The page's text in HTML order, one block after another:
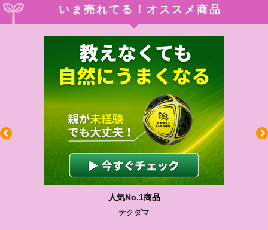
いま売れてる！オススメ商品
わかりやすい質問に沿って書ける
サカイクサッカーノート